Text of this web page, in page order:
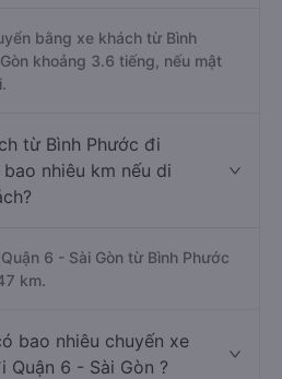
bằng xe khách từ Bình
khoảng 3.6 tiếng, nếu mật
từ Bình Phước đi
nhiêu km nếu di
6 - Sài Gòn từ Bình Phước
km.
bao nhiêu chuyến xe
Quận 6 - Sài Gòn ?